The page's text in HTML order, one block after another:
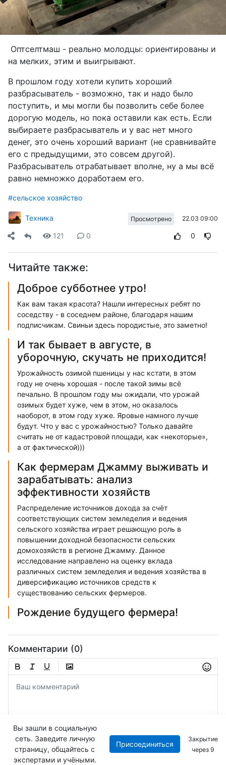
Оптселтмаш - реально молодцы: ориентированы и
на мелких, этим и выигрывают.
В прошлом году хотели купить хороший
разбрасыватель - возможно, так и надо было
поступить, и мы могли бы позволить себе более
дорогую модель, но пока оставили как есть. Если
выбираете разбрасыватель и у вас нет много
денег, это очень хороший вариант (не сравнивайте
его с предыдущими, это совсем другой).
Разбрасыватель отрабатывает вполне, ну а мы всё
равно немножко доработаем его.
#сельское хозяйство
Техника Просмотрено 22.03 09:00
121 0 0
Читайте также:
Доброе субботнее утро!
Как вам такая красота? Нашли интересных ребят по
соседству - в соседнем районе, благодаря нашим
подписчикам. Свиньи здесь породистые, это заметно!
И так бывает в августе, в
уборочную, скучать не приходится!
Урожайность озимой пшеницы у нас кстати, в этом
году не очень хорошая - после такой зимы всё
печально. В прошлом году мы ожидали, что урожай
озимых будет хуже, чем в этом, но оказалось
наоборот, в этом году хуже. Яровые намного лучше
будут. Что у вас с урожайностью? Только давайте
считать не от кадастровой площади, как «некоторые»,
а от фактической)))
Как фермерам Джамму выживать и
зарабатывать: анализ
эффективности хозяйств
Распределение источников дохода за счёт
соответствующих систем земледелия и ведения
сельского хозяйства играет решающую роль в
повышении доходной безопасности сельских
домохозяйств в регионе Джамму. Данное
исследование направлено на оценку вклада
различных систем земледелия и ведения хозяйства в
диверсификацию источников средств к
существованию сельских фермеров.
Рождение будущего фермера!
Комментарии (0)
Отправить
Вы зашли в социальную
сеть. Заведите личную
страницу, общайтесь с
экспертами и учёными.
Присоединиться
Закрытие
через 8